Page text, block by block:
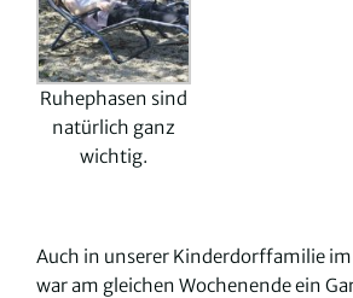
Ruhephasen sind
natürlich ganz
wichtig.
Auch in unserer Kinderdorffamilie im
war am gleichen Wochenende ein